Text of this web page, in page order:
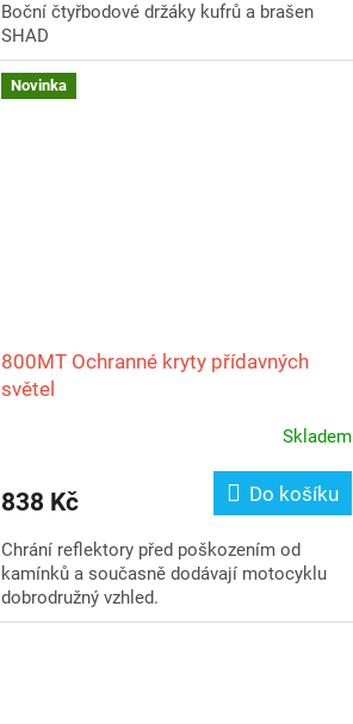
Boční čtyřbodové držáky kufrů a brašen
SHAD
Novinka
800MT Ochranné kryty přídavných
světel
Skladem
838 Kč Do košíku
Chrání reflektory před poškozením od
kamínků a současně dodávají motocyklu
dobrodružný vzhled.